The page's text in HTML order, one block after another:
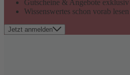
Gutscheine & Angebote
Wissenswertes schon vorab lesen
Jetzt anmelden